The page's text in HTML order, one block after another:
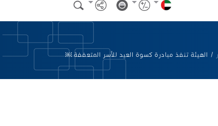
/ الهيئة تنفذ مبادرة كسوة العيد للأسر المتعففة ￼